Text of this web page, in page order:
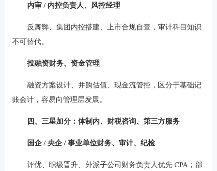
内审 / 内控负责人、风控经理
反舞弊、集团内控搭建、上市合规自查，审计科目知识
不可替代。
投融资财务、资金管理
融资方案设计、并购估值、现金流管控，区分于基础记
账会计，容易向管理层发展。
四、三星加分：体制内、财税咨询、第三方服务
国企 / 央企 / 事业单位财务、审计、纪检
评优、职级晋升、外派子公司财务负责人优先 CPA；部